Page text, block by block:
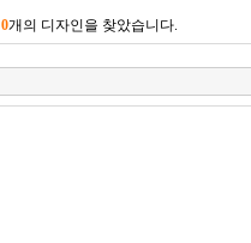
0개의 디자인을 찾았습니다.